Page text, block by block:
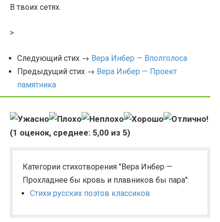
В твоих сетях.
>
Следующий стих → Вера Инбер — Вполголоса
Предыдущий стих → Вера Инбер — Проект
памятника
(1 оценок, среднее: 5,00 из 5)
Категории стихотворения "Вера Инбер —
Прохладнее бы кровь и плавников бы пара":
Стихи русских поэтов классиков